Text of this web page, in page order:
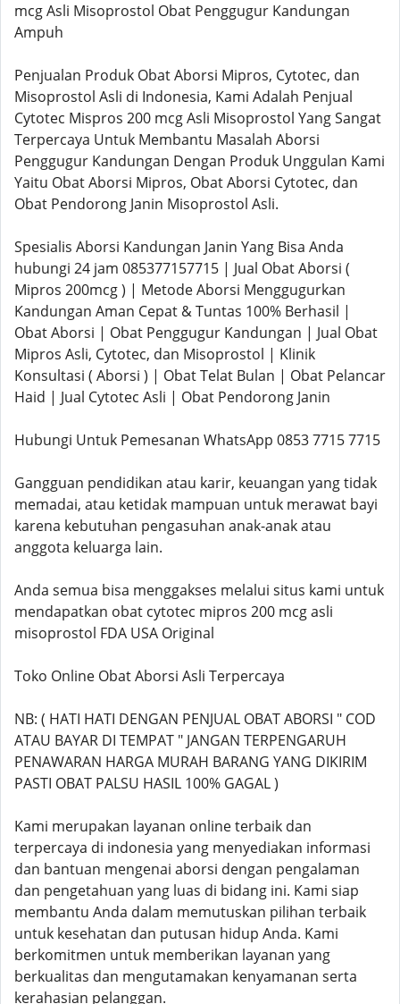
mcg Asli Misoprostol Obat Penggugur Kandungan
Ampuh
Penjualan Produk Obat Aborsi Mipros, Cytotec, dan
Misoprostol Asli di Indonesia, Kami Adalah Penjual
Cytotec Mispros 200 mcg Asli Misoprostol Yang Sangat
Terpercaya Untuk Membantu Masalah Aborsi
Penggugur Kandungan Dengan Produk Unggulan Kami
Yaitu Obat Aborsi Mipros, Obat Aborsi Cytotec, dan
Obat Pendorong Janin Misoprostol Asli.
Spesialis Aborsi Kandungan Janin Yang Bisa Anda
hubungi 24 jam 085377157715 | Jual Obat Aborsi (
Mipros 200mcg ) | Metode Aborsi Menggugurkan
Kandungan Aman Cepat & Tuntas 100% Berhasil |
Obat Aborsi | Obat Penggugur Kandungan | Jual Obat
Mipros Asli, Cytotec, dan Misoprostol | Klinik
Konsultasi ( Aborsi ) | Obat Telat Bulan | Obat Pelancar
Haid | Jual Cytotec Asli | Obat Pendorong Janin
Hubungi Untuk Pemesanan WhatsApp 0853 7715 7715
Gangguan pendidikan atau karir, keuangan yang tidak
memadai, atau ketidak mampuan untuk merawat bayi
karena kebutuhan pengasuhan anak-anak atau
anggota keluarga lain.
Anda semua bisa menggakses melalui situs kami untuk
mendapatkan obat cytotec mipros 200 mcg asli
misoprostol FDA USA Original
Toko Online Obat Aborsi Asli Terpercaya
NB: ( HATI HATI DENGAN PENJUAL OBAT ABORSI " COD
ATAU BAYAR DI TEMPAT " JANGAN TERPENGARUH
PENAWARAN HARGA MURAH BARANG YANG DIKIRIM
PASTI OBAT PALSU HASIL 100% GAGAL )
Kami merupakan layanan online terbaik dan
terpercaya di indonesia yang menyediakan informasi
dan bantuan mengenai aborsi dengan pengalaman
dan pengetahuan yang luas di bidang ini. Kami siap
membantu Anda dalam memutuskan pilihan terbaik
untuk kesehatan dan putusan hidup Anda. Kami
berkomitmen untuk memberikan layanan yang
berkualitas dan mengutamakan kenyamanan serta
kerahasian pelanggan.